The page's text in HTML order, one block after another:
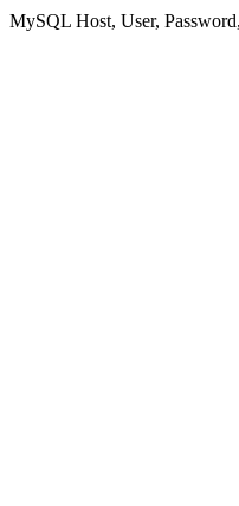
MySQL Host, User,